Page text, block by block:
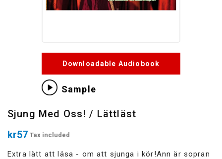
Downloadable Audiobook
Sample
Sjung Med Oss! / Lättläst
kr57 Tax included
Extra lätt att läsa - om att sjunga i kör!Ann är sopran